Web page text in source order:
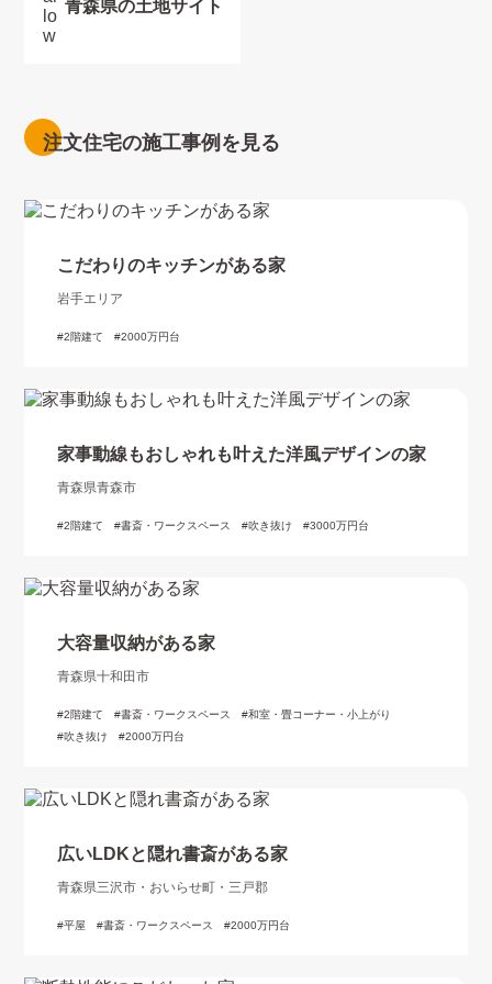
青森県の土地サイト
注文住宅の施工事例を見る
こだわりのキッチンがある家
岩手エリア
2階建て 2000万円台
家事動線もおしゃれも叶えた洋風デザインの家
青森県青森市
2階建て 書斎・ワークスペース 吹き抜け 3000万円台
大容量収納がある家
青森県十和田市
2階建て 書斎・ワークスペース
和室・畳コーナー・小上がり
吹き抜け
2000万円台
広いLDKと隠れ書斎がある家
青森県三沢市・おいらせ町・三戸郡
平屋 書斎・ワークスペース 2000万円台